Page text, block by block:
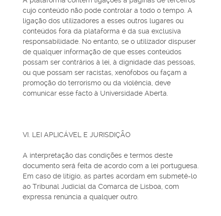
cujo conteúdo não pode controlar a todo o tempo. A
ligação dos utilizadores a esses outros lugares ou
conteúdos fora da plataforma é da sua exclusiva
responsabilidade. No entanto, se o utilizador dispuser
de qualquer informação de que esses conteúdos
possam ser contrários à lei, à dignidade das pessoas,
ou que possam ser racistas, xenófobos ou façam a
promoção do terrorismo ou da violência, deve
comunicar esse facto à Universidade Aberta.
VI. LEI APLICÁVEL E JURISDIÇÃO
A interpretação das condições e termos deste
documento será feita de acordo com a lei portuguesa.
Em caso de litígio, as partes acordam em submetê-lo
ao Tribunal Judicial da Comarca de Lisboa, com
expressa renúncia a qualquer outro.